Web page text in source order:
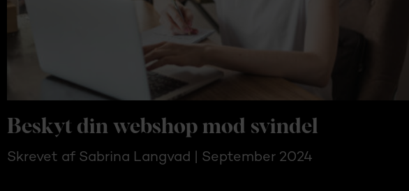
Beskyt din webshop mod svindel
Skrevet af Sabrina Langvad | September 2024